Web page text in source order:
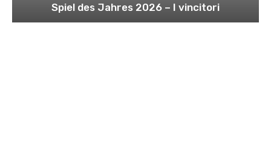
Spiel des Jahres 2026 – I vincitori